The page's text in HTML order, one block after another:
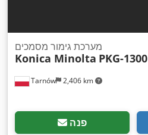
Tarnów 2,406 km
מערכת גימור מסמכים
Konica Minolta PKG-1300
פנה